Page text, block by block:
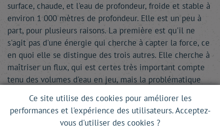
surface, chaude, et l'eau de profondeur, froide et stable à
environ 1 000 mètres de profondeur. Elle est un peu à
part, pour plusieurs raisons. La première est qu'il ne
s'agit pas d'une énergie qui cherche à capter la force, ce
en quoi elle se distingue des trois autres. Elle cherche à
maîtriser un flux, qui est certes très important compte
tenu des volumes d'eau en jeu, mais la problématique
d'un système qui doit faire face à des variations de force.
Le principe est de pomper des eaux froides - environ 4
°C - en profondeur et de les faire remonter en gros
Ce site utilise des cookies pour améliorer les
performances et l'expérience des utilisateurs. Acceptez-
vous d'utiliser des cookies ?